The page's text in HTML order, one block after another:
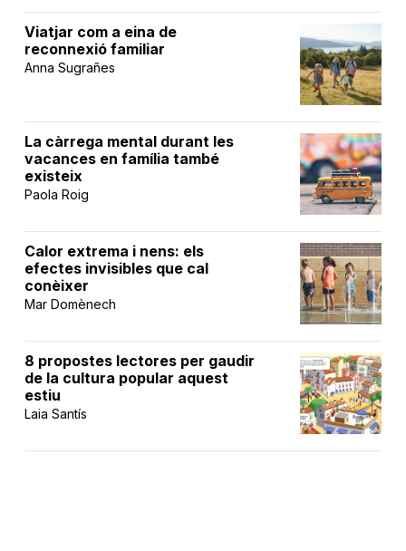
Viatjar com a eina de
reconnexió familiar
Anna Sugrañes
La càrrega mental durant les
vacances en família també
existeix
Paola Roig
Calor extrema i nens: els
efectes invisibles que cal
conèixer
Mar Domènech
8 propostes lectores per gaudir
de la cultura popular aquest
estiu
Laia Santís